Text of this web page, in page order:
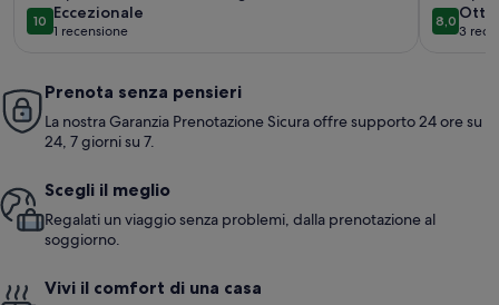
Zakopane!
1010 su 10
Eccezionale
eccezionale
1 recensione
(1
8,08,0 su 10
3
(3
Prenota senza pensieri
La nostra Garanzia Prenotazione Sicura offre supporto 24 ore su
24, 7 giorni su 7.
Scegli il meglio
Regalati un viaggio senza problemi, dalla prenotazione al
soggiorno.
Vivi il comfort di una casa